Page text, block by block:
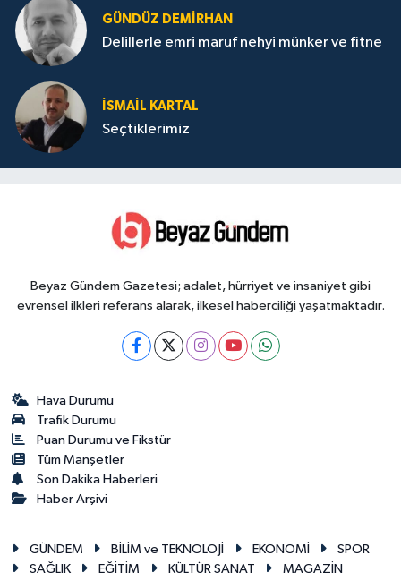
GÜNDÜZ DEMIRHAN
Delillerle emri maruf nehyi münker ve fitne
İSMAIL KARTAL
Seçtiklerimiz
Beyaz Gündem Gazetesi; adalet, hürriyet ve insaniyet gibi
evrensel ilkleri referans alarak, ilkesel haberciliği yaşatmaktadır.
Hava Durumu
Trafik Durumu
Puan Durumu ve Fikstür
Tüm Manşetler
Son Dakika Haberleri
Haber Arşivi
GÜNDEM BİLİM ve TEKNOLOJİ EKONOMİ
SPOR
SAĞLIK
EĞİTİM KÜLTÜR SANAT MAGAZİN